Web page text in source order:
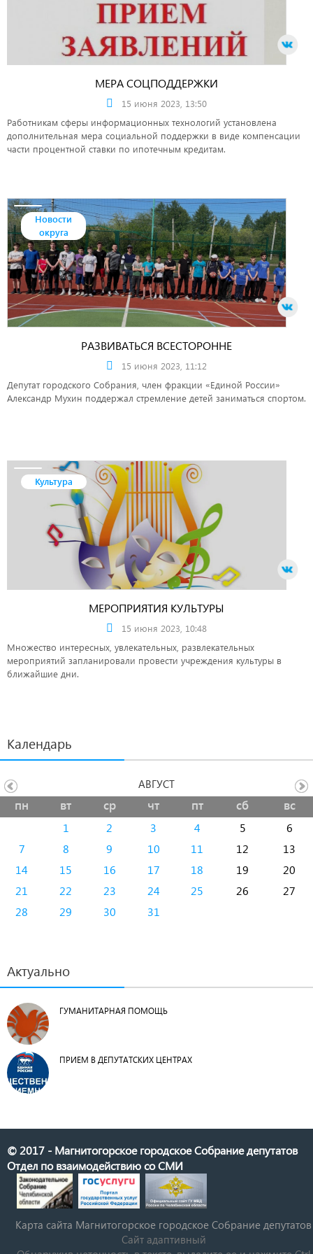
МЕРА СОЦПОДДЕРЖКИ
15 июня 2023, 13:50
Работникам сферы информационных технологий установлена
дополнительная мера социальной поддержки в виде компенсации
части процентной ставки по ипотечным кредитам.
Новости
округа
РАЗВИВАТЬСЯ ВСЕСТОРОННЕ
15 июня 2023, 11:12
Депутат городского Собрания, член фракции «Единой России»
Александр Мухин поддержал стремление детей заниматься спортом.
Культура
МЕРОПРИЯТИЯ КУЛЬТУРЫ
15 июня 2023, 10:48
Множество интересных, увлекательных, развлекательных
мероприятий запланировали провести учреждения культуры в
ближайшие дни.
Календарь
пн вт ср чт пт сб вс
1 2 3 4 5
6
7
8 9 10 11 12
13
14
15 16 17 18 19
20
21
22 23 24 25 26
27
28
29 30 31
АВГУСТ
Актуально
ГУМАНИТАРНАЯ ПОМОЩЬ
ПРИЕМ В ДЕПУТАТСКИХ ЦЕНТРАХ
© 2017 - Магнитогорское городское Собрание депутатов
Отдел по взаимодействию со СМИ
Карта сайта Магнитогорское городское Cобрание депутатов
Сайт адаптивный